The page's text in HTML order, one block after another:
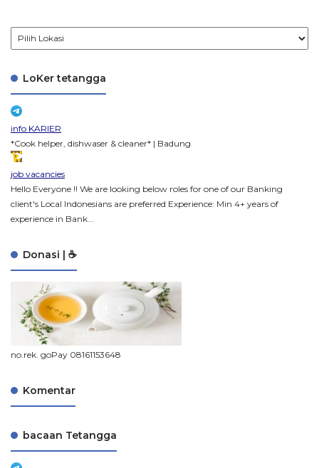
LoKer tetangga
info KARIER
*Cook helper, dishwaser & cleaner* | Badung
job vacancies
Hello Everyone !! We are looking below roles for one of our Banking
client's Local Indonesians are preferred Experience: Min 4+ years of
experience in Bank...
Donasi | ☕
no.rek. goPay 08161153648
Komentar
bacaan Tetangga